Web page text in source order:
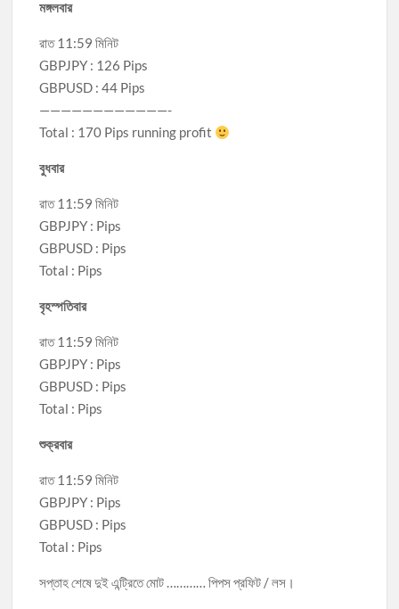
মঙ্গলবার
রাত 11:59 মিনিট
GBPJPY : 126 Pips
GBPUSD : 44 Pips
————————————-
Total : 170 Pips running profit
বুধবার
রাত 11:59 মিনিট
GBPJPY : Pips
GBPUSD : Pips
Total : Pips
বৃহস্পতিবার
রাত 11:59 মিনিট
GBPJPY : Pips
GBPUSD : Pips
Total : Pips
শুক্রবার
রাত 11:59 মিনিট
GBPJPY : Pips
GBPUSD : Pips
Total : Pips
সপ্তাহ শেষে দুই এন্ট্রিতে মোট ………… পিপস প্রফিট / লস।